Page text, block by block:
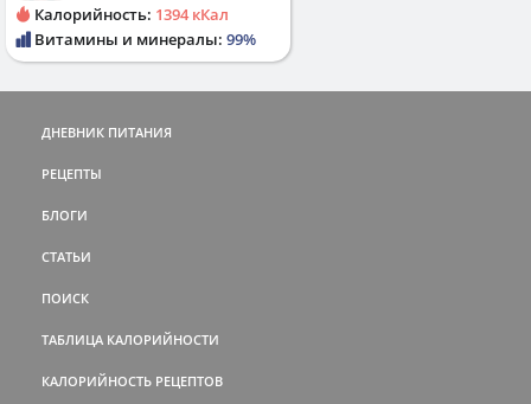
Калорийность: 1394 кКал
Витамины и минералы: 99%
ДНЕВНИК ПИТАНИЯ
РЕЦЕПТЫ
БЛОГИ
СТАТЬИ
ПОИСК
ТАБЛИЦА КАЛОРИЙНОСТИ
КАЛОРИЙНОСТЬ РЕЦЕПТОВ